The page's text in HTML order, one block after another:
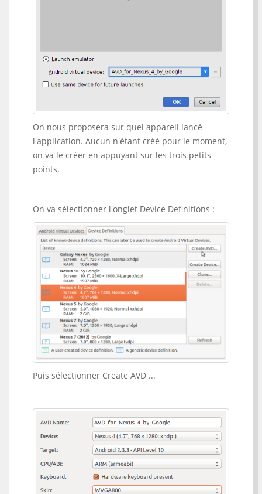
On nous proposera sur quel appareil lancé
l'application. Aucun n'étant créé pour le moment,
on va le créer en appuyant sur les trois petits
points.
On va sélectionner l'onglet Device Definitions :
Puis sélectionner Create AVD ...